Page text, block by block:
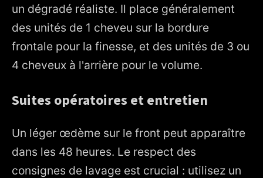
un dégradé réaliste. Il place généralement
des unités de 1 cheveu sur la bordure
frontale pour la finesse, et des unités de 3 ou
4 cheveux à l'arrière pour le volume.
Suites opératoires et entretien
Un léger œdème sur le front peut apparaître
dans les 48 heures. Le respect des
consignes de lavage est crucial : utilisez un